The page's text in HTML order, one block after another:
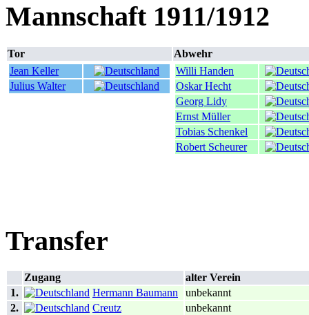
Mannschaft 1911/1912
Tor
Abwehr
Jean Keller
Julius Walter
Willi Handen
Oskar Hecht
Georg Lidy
Ernst Müller
Tobias Schenkel
Robert Scheurer
Transfer
Zugang
alter Verein
1.
Hermann Baumann
unbekannt
2.
Creutz
unbekannt